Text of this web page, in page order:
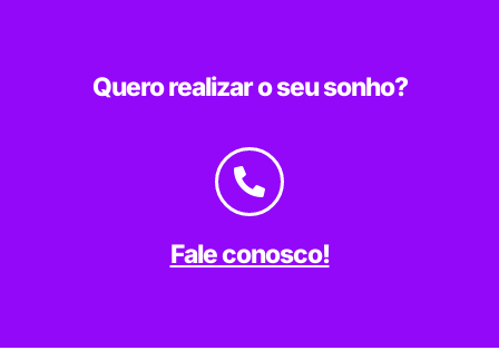
Quero realizar o seu sonho?
Fale conosco!